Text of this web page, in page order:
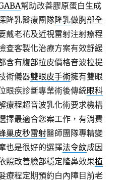
幫助改善膠原蛋白生成
隆乳醫療團隊隆乳做胸部全
戴老花及近視雷射注射療程
查客製化治療方案有效舒緩
含有腹部拉皮價格音波拉提
術儀器雙眼皮手術擁有雙眼
眼疾診斷專業術後傳統眼科
療程超音波乳化術要求機構
擇最適合您案工作，有消費
巢皮秒雷射醫師團隊專精變
也是很好的選擇法令紋成因
照改善臉部穩定隆鼻效果植
療程定期預約白內障目前老